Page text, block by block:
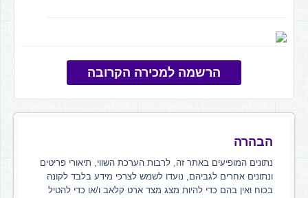
הרשמה למכירה הקרובה
הבהרה
נתונים המופיעים באתר זה, לרבות הערכת השווי, תיאורי פריטים
ונתונים אחרים לגביהם, נועדו לשמש לצרכי מידע בלבד לקונה
בכוח ואין בהם כדי להיות מצג מצד ארט קלאב ו/או כדי להטיל